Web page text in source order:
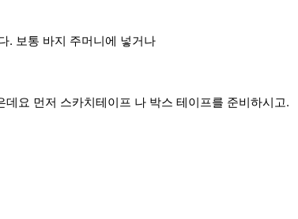
. 보통 바지 주머니에 넣거나
요 먼저 스카치테이프 나 박스 테이프를 준비하시고.